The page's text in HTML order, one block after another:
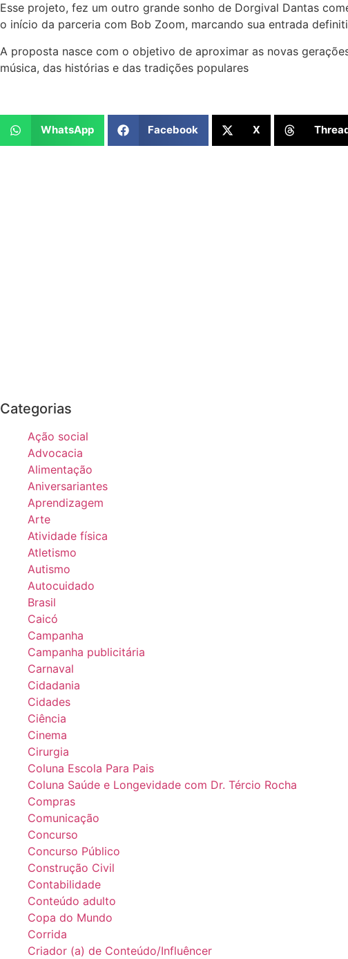
Esse projeto, fez um outro grande sonho de Dorgival Dantas
o início da parceria com Bob Zoom, marcando sua entrada
A proposta nasce com o objetivo de aproximar as novas
música, das histórias e das tradições populares
WhatsApp Facebook X
Categorias
Ação social
Advocacia
Alimentação
Aniversariantes
Aprendizagem
Arte
Atividade física
Atletismo
Autismo
Autocuidado
Brasil
Caicó
Campanha
Campanha publicitária
Carnaval
Cidadania
Cidades
Ciência
Cinema
Cirurgia
Coluna Escola Para Pais
Coluna Saúde e Longevidade com Dr. Tércio Rocha
Compras
Comunicação
Concurso
Concurso Público
Construção Civil
Contabilidade
Conteúdo adulto
Copa do Mundo
Corrida
Criador (a) de Conteúdo/Influêncer